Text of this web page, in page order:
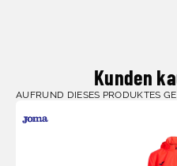
Kunden
AUFRUND DIESES PRODUKTES